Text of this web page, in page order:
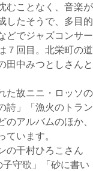
むことなく、音楽が
したそうで、多目的
どでジャズコンサー
７回目。北栄町の道
田中みつとしさんと
た故ニニ・ロッソの
詩」「漁火のトラン
アルバムのほか、
ています。
の干村ひろこさん
守歌」「砂に書い